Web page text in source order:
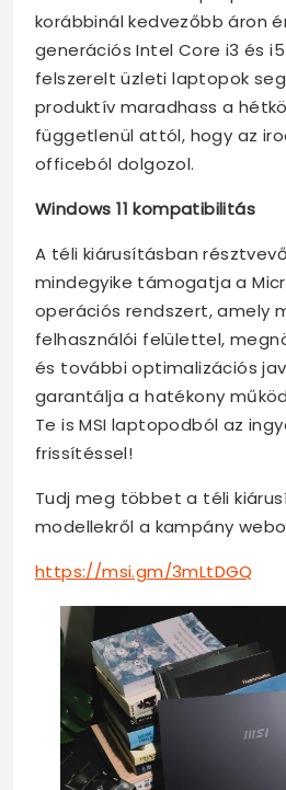
korábbinál kedvezőbb áron
generációs Intel Core i3 és
felszerelt üzleti laptopok
produktív maradhass a
függetlenül attól, hogy az
officeból dolgozol.
Windows 11 kompatibilitás
A téli kiárusításban
mindegyike támogatja a
operációs rendszert, amely
felhasználói felülettel,
és további optimalizációs
garantálja a hatékony
Te is MSI laptopodból az
frissítéssel!
Tudj meg többet a téli
modellekről a kampány
https://msi.gm/3mLtDGQ